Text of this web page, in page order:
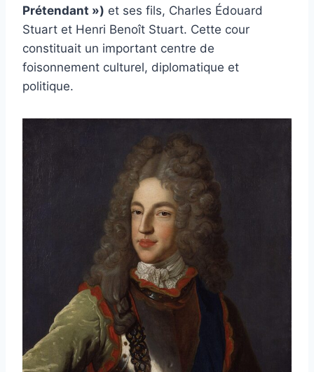
Prétendant ») et ses fils, Charles Édouard
Stuart et Henri Benoît Stuart. Cette cour
constituait un important centre de
foisonnement culturel, diplomatique et
politique.